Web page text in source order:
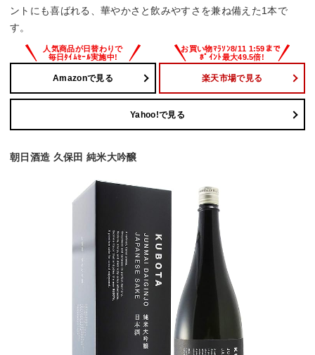
ントにも喜ばれる、華やかさと飲みやすさを兼ね備えた1本で
す。
Amazonで見る 楽天市場で見る
Yahoo!で見る
朝日酒造 久保田 純米大吟醸